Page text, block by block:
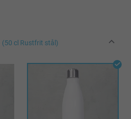
(50 cl Rustfrit stål)